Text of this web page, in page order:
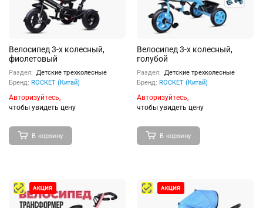
Велосипед 3-х колесный,
фиолетовый
Раздел: Детские трехколесные
Бренд: ROCKET (Китай)
Авторизуйтесь,
чтобы увидеть цену
В корзину
Велосипед 3-х колесный,
голубой
Раздел: Детские трехколесные
Бренд: ROCKET (Китай)
Авторизуйтесь,
чтобы увидеть цену
В корзину